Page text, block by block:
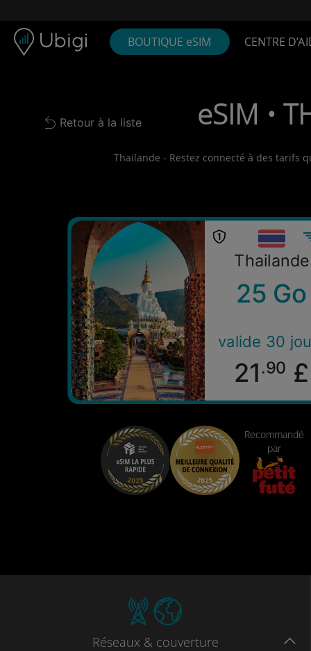
BOUTIQUE eSIM CENTRE
Back to list
Retour à la liste eSIM •
Thailande - Restez connecté à des tarifs
Thailande
25 Go
valide 30
21.90 £
Recommandé
par
Réseaux & couverture